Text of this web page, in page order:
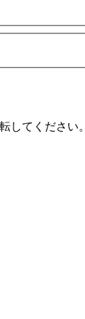
してください。